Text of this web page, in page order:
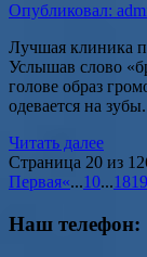
Опубликовал:
Лучшая клиника
Услышав слово
голове образ
одевается на зубы.
Читать далее
Страница 20 из
Первая«...10...1819
Наш телефон: